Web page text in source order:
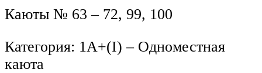
Каюты № 63 – 72, 99, 100
Категория: 1А+(I) – Одноместная
каюта